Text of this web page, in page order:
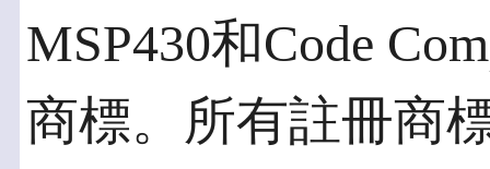
MSP430和Code
商標。所有註冊商